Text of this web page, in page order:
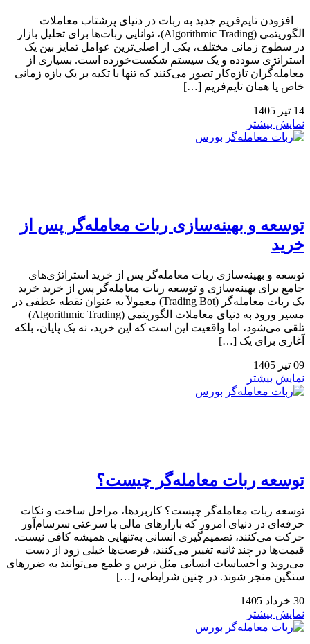
افزودن تایم‌فریم جدید به ربات در دنیای پرشتاب معاملات
الگوریتمی (Algorithmic Trading)، توانایی ربات‌ها برای تحلیل بازار
در سطوح زمانی مختلف، یکی از اصلی‌ترین عوامل تمایز بین یک
استراتژی سودده و یک سیستم شکست‌خورده است. بسیاری از
معامله‌گران تازه‌کار تصور می‌کنند که تنها با تکیه بر یک بازه زمانی
خاص یا همان تایم‌فریم […]
14 تیر 1405
نمایش بیشتر
توسعه و بهینه‌سازی ربات معامله‌گر پس از
خرید
توسعه و بهینه‌سازی ربات معامله‌گر پس از خرید استراتژی‌های
جامع برای بهینه‌سازی و توسعه ربات معامله‌گر پس از خرید خرید
یک ربات معامله‌گر (Trading Bot) معمولاً به عنوان نقطه عطفی در
مسیر ورود به دنیای معاملات الگوریتمی (Algorithmic Trading)
تلقی می‌شود، اما واقعیت این است که این خرید، نه یک پایان، بلکه
آغازی برای یک […]
09 تیر 1405
نمایش بیشتر
توسعه ربات معامله‌گر چیست؟
توسعه ربات معامله‌گر چیست؟ کاربردها، مراحل ساخت و نکات
حرفه‌ای در دنیای امروز که بازارهای مالی با سرعتی سرسام‌آور
حرکت می‌کنند، تصمیم‌گیری انسانی به‌تنهایی همیشه کافی نیست.
قیمت‌ها در چند ثانیه تغییر می‌کنند، فرصت‌ها خیلی زود از دست
می‌روند و احساسات انسانی مثل ترس و طمع می‌توانند به ضررهای
سنگین منجر شوند. در چنین شرایطی، […]
30 خرداد 1405
نمایش بیشتر